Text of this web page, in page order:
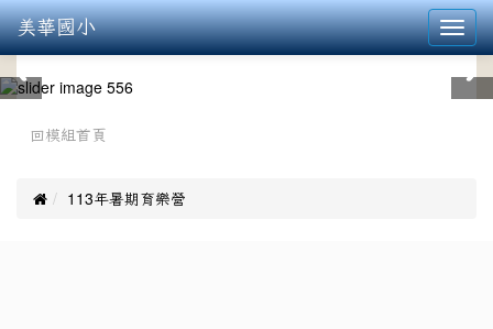
美華國小
回模組首頁
 113年暑期育樂營